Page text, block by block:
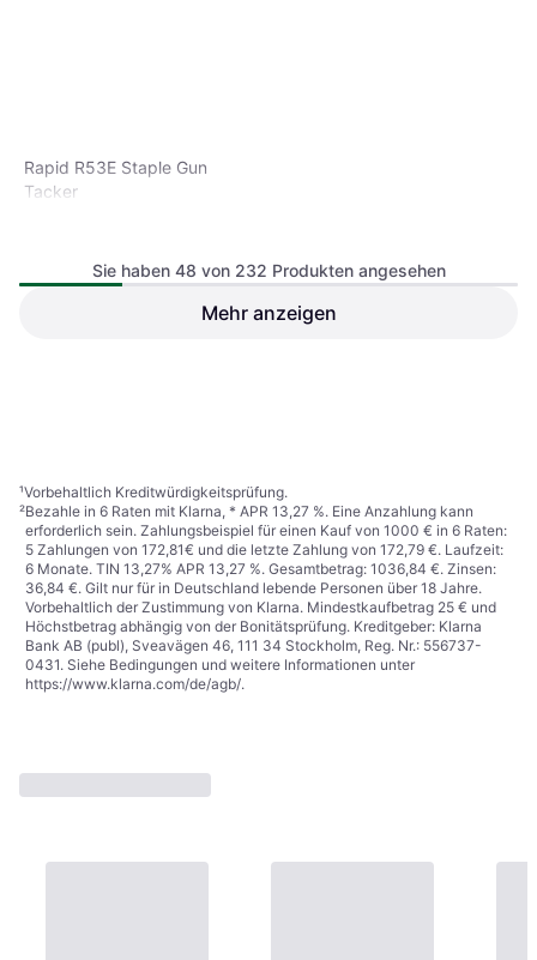
Rapid R53E Staple Gun
Tacker
Sie haben 48 von 232 Produkten angesehen
Mehr anzeigen
¹Vorbehaltlich Kreditwürdigkeitsprüfung.
²Bezahle in 6 Raten mit Klarna, * APR 13,27 %. Eine Anzahlung kann
erforderlich sein. Zahlungsbeispiel für einen Kauf von 1000 € in 6 Raten:
5 Zahlungen von 172,81€ und die letzte Zahlung von 172,79 €. Laufzeit:
6 Monate. TIN 13,27% APR 13,27 %. Gesamtbetrag: 1036,84 €. Zinsen:
36,84 €. Gilt nur für in Deutschland lebende Personen über 18 Jahre.
Vorbehaltlich der Zustimmung von Klarna. Mindestkaufbetrag 25 € und
Höchstbetrag abhängig von der Bonitätsprüfung. Kreditgeber: Klarna
Bank AB (publ), Sveavägen 46, 111 34 Stockholm, Reg. Nr.: 556737-
0431. Siehe Bedingungen und weitere Informationen unter
https://www.klarna.com/de/agb/.